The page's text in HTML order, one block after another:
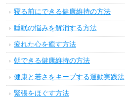
寝る前にできる健康維持の方法
睡眠の悩みを解消する方法
疲れた心を癒す方法
朝できる健康維持の方法
健康と若さをキープする運動実践法
緊張をほぐす方法